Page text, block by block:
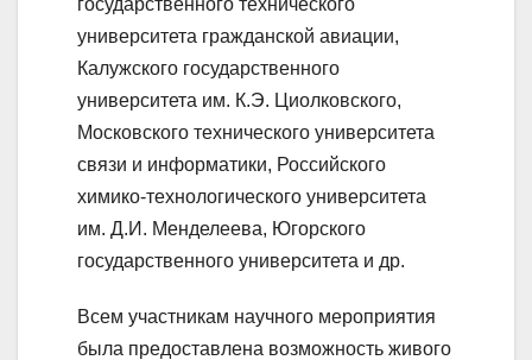
государственного технического
университета гражданской авиации,
Калужского государственного
университета им. К.Э. Циолковского,
Московского технического университета
связи и информатики, Российского
химико-технологического университета
им. Д.И. Менделеева, Югорского
государственного университета и др.
Всем участникам научного мероприятия
была предоставлена возможность живого